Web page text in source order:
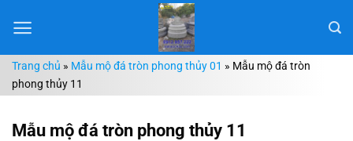
đến
dungTrang chủ » Mẫu mộ đá tròn phong thủy 01 » Mẫu mộ đá tròn
phong thủy 11
Mẫu mộ đá tròn phong thủy 11